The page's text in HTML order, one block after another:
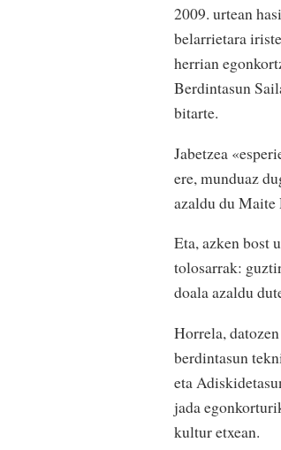
2009. urtean
belarrietara
herrian
Berdintasun
bitarte.
Jabetzea
ere, munduaz
azaldu du
Eta, azken bost
tolosarrak:
doala azaldu
Horrela,
berdintasun
eta
jada
kultur etxean.